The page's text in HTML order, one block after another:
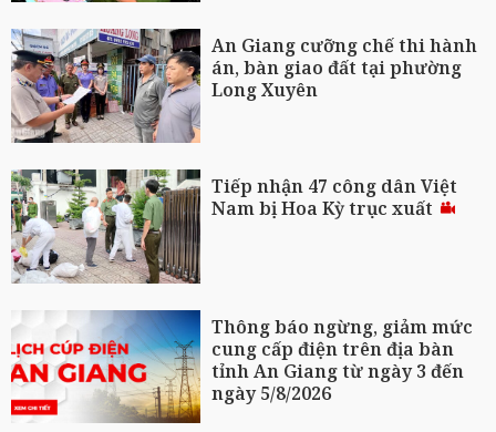
An Giang cưỡng chế thi hành
án, bàn giao đất tại phường
Long Xuyên
Tiếp nhận 47 công dân Việt
Nam bị Hoa Kỳ trục xuất
Thông báo ngừng, giảm mức
cung cấp điện trên địa bàn
tỉnh An Giang từ ngày 3 đến
ngày 5/8/2026